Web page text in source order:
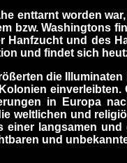
enttarnt worden
bzw. Washingtons
und des
und findet sich
die
in Europa
weltlichen und
langsamen
und